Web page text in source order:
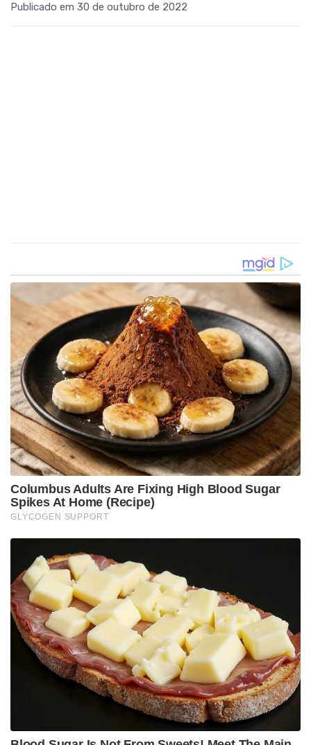
Publicado em 30 de outubro de 2022